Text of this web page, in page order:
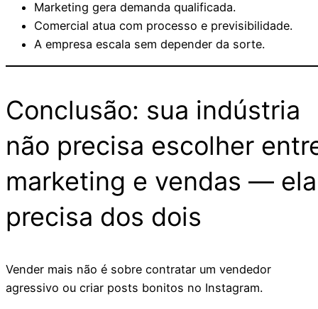
Marketing gera demanda qualificada.
Comercial atua com processo e previsibilidade.
A empresa escala sem depender da sorte.
Conclusão: sua indústria
não precisa escolher
marketing e vendas — ela
precisa dos dois
Vender mais não é sobre contratar um vendedor
agressivo ou criar posts bonitos no Instagram.